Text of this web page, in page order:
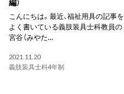
こんにちは。最近、福祉用具の記事を
よく書いている義肢装具士科教員の
宮谷（みやた...
2021.11.20
義肢装具士科4年制